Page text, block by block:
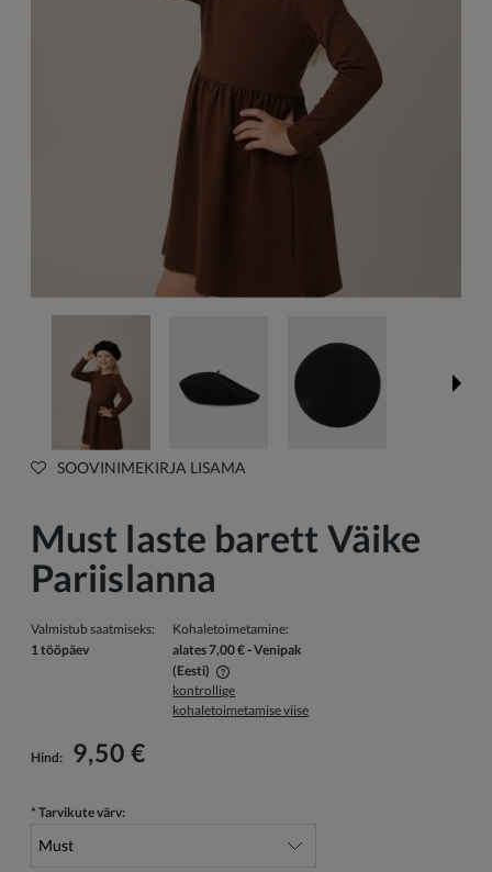
SOOVINIMEKIRJA LISAMA
Must laste barett Väike
Pariislanna
Valmistub saatmiseks:
1 tööpäev
Kohaletoimetamine:
alates 7,00 €- Venipak
(Eesti)
Hind ei sisalda võimalikke maksekulusid
kontrollige
kohaletoimetamise viise
Hind: 9,50 €
* Tarvikute värv: